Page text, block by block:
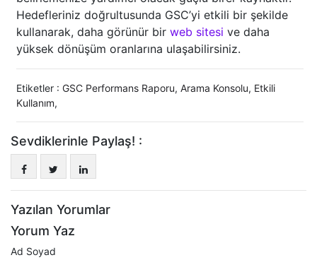
Hedefleriniz doğrultusunda GSC’yi etkili bir şekilde
kullanarak, daha görünür bir web sitesi ve daha
yüksek dönüşüm oranlarına ulaşabilirsiniz.
Etiketler : GSC Performans Raporu, Arama Konsolu, Etkili
Kullanım,
Sevdiklerinle Paylaş! :
Yazılan Yorumlar
Yorum Yaz
Ad Soyad